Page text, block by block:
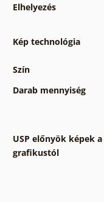
Elhelyezés
Kép technológia
Szín
Darab mennyiség
USP előnyök képek a
grafikustól